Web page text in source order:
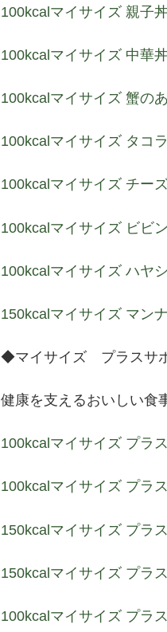
100kcalマイサイズ 親子
100kcalマイサイズ 中華
100kcalマイサイズ 蟹の
100kcalマイサイズ タコ
100kcalマイサイズ チー
100kcalマイサイズ ビビ
100kcalマイサイズ ハヤシ
150kcalマイサイズ マン
◆マイサイズ プラスサ
健康を支えるおいしい食
100kcalマイサイズ プラ
100kcalマイサイズ プラ
150kcalマイサイズ プラ
150kcalマイサイズ プラ
100kcalマイサイズ プラ